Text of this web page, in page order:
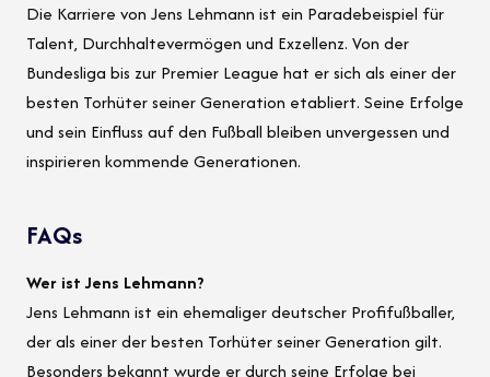
Die Karriere von Jens Lehmann ist ein Paradebeispiel für
Talent, Durchhaltevermögen und Exzellenz. Von der
Bundesliga bis zur Premier League hat er sich als einer der
besten Torhüter seiner Generation etabliert. Seine Erfolge
und sein Einfluss auf den Fußball bleiben unvergessen und
inspirieren kommende Generationen.
FAQs
Wer ist Jens Lehmann?
Jens Lehmann ist ein ehemaliger deutscher Profifußballer,
der als einer der besten Torhüter seiner Generation gilt.
Besonders bekannt wurde er durch seine Erfolge bei